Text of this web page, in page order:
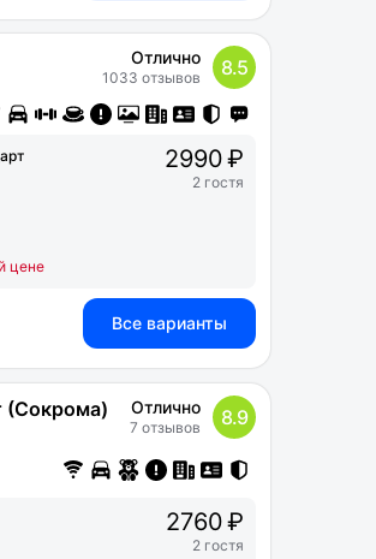
Отлично
1033 отзывов 8.5
цене
2990 ₽
2 гостя
Все варианты
(Сокрома) Отлично
7 отзывов 8.9
2760 ₽
2 гостя